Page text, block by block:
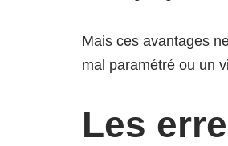
Mais ces avantages
mal paramétré ou un
Les